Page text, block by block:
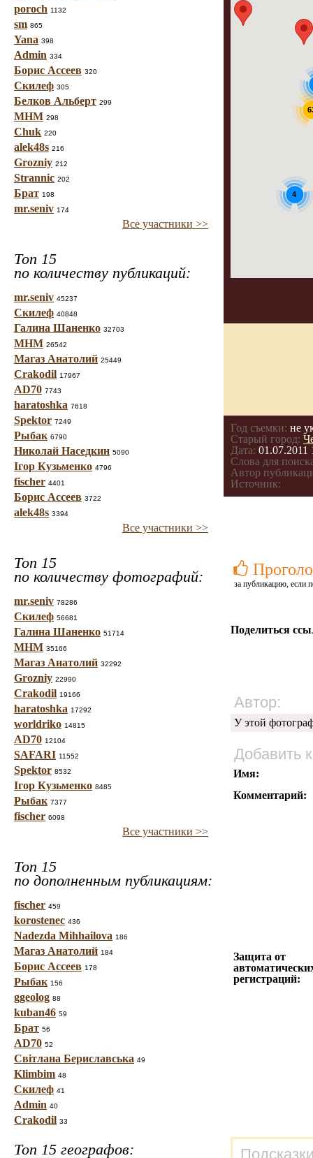
poroch 1132
sm 865
Yana 398
Admin 334
Борис Ассеев 320
Скилеф 305
Белков Альберт 299
МНМ 298
Chuk 220
alek48s 216
Grozniy 212
Strannic 202
Брат 198
mr.seniv 174
Все участники >>
Топ 15
по количеству публикаций:
mr.seniv 45237
Скилеф 40848
Галина Шаненко 32703
МНМ 26542
Магаз Анатолий 25449
Crakodil 17967
AD70 7743
haratoshka 7618
Spektor 7249
Рыбак 6790
Николай Наседкин 5090
Ігор Кузьменко 4796
fischer 4401
Борис Ассеев 3722
alek48s 3394
Все участники >>
Топ 15
по количеству фотографий:
mr.seniv 78286
Скилеф 56681
Галина Шаненко 51714
МНМ 35166
Магаз Анатолий 32292
Grozniy 22990
Crakodil 19166
haratoshka 17292
worldriko 14815
AD70 12104
SAFARI 11552
Spektor 8532
Ігор Кузьменко 8485
Рыбак 7377
fischer 6098
Все участники >>
Топ 15
по дополненным публикациям:
fischer 459
korostenec 436
Nadezda Mihhailova 186
Магаз Анатолий 184
Борис Ассеев 178
Рыбак 156
ggeolog 88
kuban46 59
Брат 56
AD70 52
Світлана Бериславська 49
Klimbim 48
Скилеф 41
Admin 40
Crakodil 33
Топ 15 географов:
4
Год съемки: не
Старый город:
Дата: 01.07.2011
Слова для
Автор
Источник:
за публикацию, если
Поделиться
Автор:
У этой
Добавить
Имя:
Комментарий:
Защита от
регистраций: